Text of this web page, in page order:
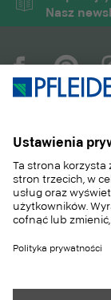
Nasz
PRODUKTY
REFERENCJE